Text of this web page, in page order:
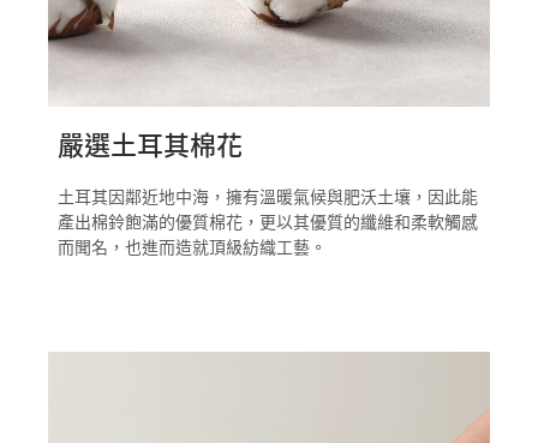
嚴選土耳其棉花
土耳其因鄰近地中海，擁有溫暖氣候與肥沃土壤，因此能
產出棉鈴飽滿的優質棉花，更以其優質的纖維和柔軟觸感
而聞名，也進而造就頂級紡織工藝。